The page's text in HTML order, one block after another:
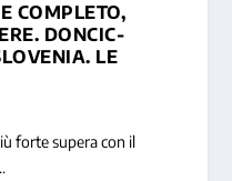
COMPLETO,
DONCIC-
LE
forte supera con il